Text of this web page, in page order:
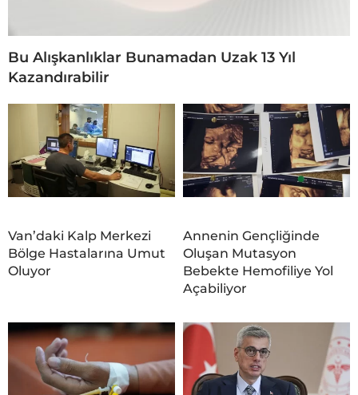
Bu Alışkanlıklar Bunamadan Uzak 13 Yıl
Kazandırabilir
Van’daki Kalp Merkezi
Bölge Hastalarına Umut
Oluyor
Annenin Gençliğinde
Oluşan Mutasyon
Bebekte Hemofiliye Yol
Açabiliyor